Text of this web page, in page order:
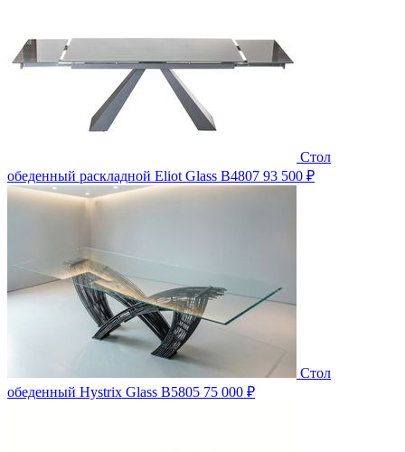
Стол
обеденный раскладной Eliot Glass B4807 93 500 ₽
Стол
обеденный Hystrix Glass B5805 75 000 ₽